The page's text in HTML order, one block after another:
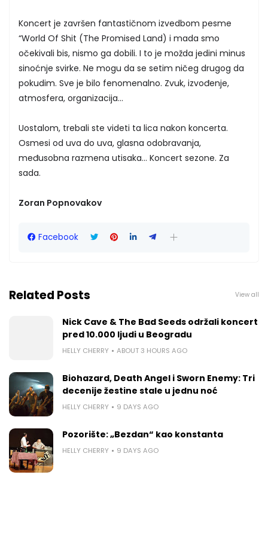
Koncert je završen fantastičnom izvedbom pesme
“World Of Shit (The Promised Land) i mada smo
očekivali bis, nismo ga dobili. I to je možda jedini minus
sinoćnje svirke. Ne mogu da se setim ničeg drugog da
pokudim. Sve je bilo fenomenalno. Zvuk, izvođenje,
atmosfera, organizacija…
Uostalom, trebali ste videti ta lica nakon koncerta.
Osmesi od uva do uva, glasna odobravanja,
međusobna razmena utisaka… Koncert sezone. Za
sada.
Zoran Popnovakov
Facebook
Related Posts View all
Nick Cave & The Bad Seeds održali koncert
pred 10.000 ljudi u Beogradu
HELLY CHERRY ABOUT 3 HOURS AGO
Biohazard, Death Angel i Sworn Enemy: Tri
decenije žestine stale u jednu noć
HELLY CHERRY 9 DAYS AGO
Pozorište: „Bezdan“ kao konstanta
HELLY CHERRY 9 DAYS AGO